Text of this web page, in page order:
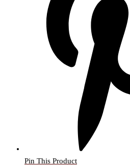
Pin This Product